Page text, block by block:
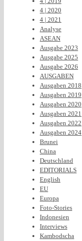
4 | 2020
4 | 2021
Analyse
ASEAN
Ausgabe 2023
Ausgabe 2025
Ausgabe 2026
AUSGABEN
Ausgaben 2018
Ausgaben 2019
Ausgaben 2020
Ausgaben 2021
Ausgaben 2022
Ausgaben 2024
Brunei
China
Deutschland
EDITORIALS
English
EU
Europa
Foto-Stories
Indonesien
Interviews
Kambodscha